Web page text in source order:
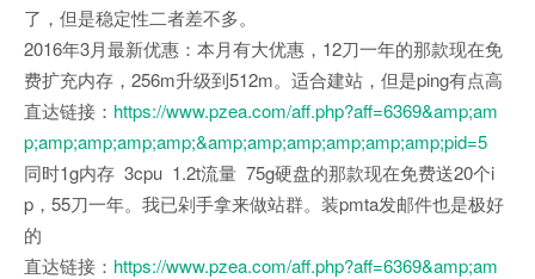
了，但是稳定性二者差不多。
2016年3月最新优惠：本月有大优惠，12刀一年的那款现在免
费扩充内存，256m升级到512m。适合建站，但是ping有点高
直达链接： https://www.pzea.com/aff.php?aff=6369&amp;am
p;amp;amp;amp;amp;&amp;amp;amp;amp;amp;amp;pid=5
同时1g内存 3cpu 1.2t流量 75g硬盘的那款现在免费送20个i
p，55刀一年。我已剁手拿来做站群。装pmta发邮件也是极好
的
直达链接： https://www.pzea.com/aff.php?aff=6369&amp;am